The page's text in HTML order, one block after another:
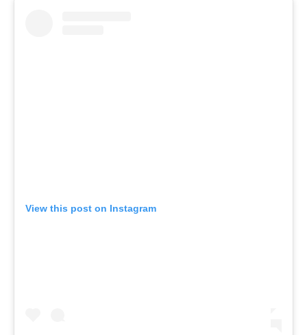
View this post on Instagram